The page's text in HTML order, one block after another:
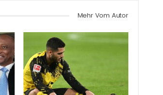
Mehr Vom Autor